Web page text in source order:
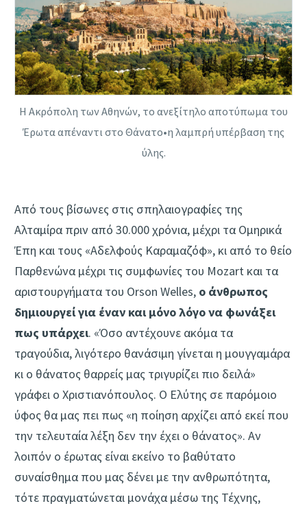
Η Ακρόπολη των Αθηνών, το ανεξίτηλο αποτύπωμα του
Έρωτα απέναντι στο Θάνατο•η λαμπρή υπέρβαση της
ύλης.
Από τους βίσωνες στις σπηλαιογραφίες της
Αλταμίρα πριν από 30.000 χρόνια, μέχρι τα Ομηρικά
Έπη και τους «Αδελφούς Καραμαζόφ», κι από το θείο
Παρθενώνα μέχρι τις συμφωνίες του Mozart και τα
αριστουργήματα του Orson Welles, ο άνθρωπος
δημιουργεί για έναν και μόνο λόγο να φωνάξει
πως υπάρχει. «Όσο αντέχουνε ακόμα τα
τραγούδια, λιγότερο θανάσιμη γίνεται η μουγγαμάρα
κι ο θάνατος θαρρείς μας τριγυρίζει πιο δειλά»
γράφει ο Χριστιανόπουλος. Ο Ελύτης σε παρόμοιο
ύφος θα μας πει πως «η ποίηση αρχίζει από εκεί που
την τελευταία λέξη δεν την έχει ο θάνατος». Αν
λοιπόν ο έρωτας είναι εκείνο το βαθύτατο
συναίσθημα που μας δένει με την ανθρωπότητα,
τότε πραγματώνεται μονάχα μέσω της Τέχνης,